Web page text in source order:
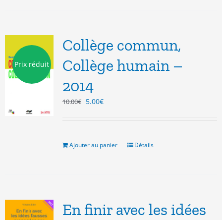
Prix réduit
Collège commun,
Collège humain –
2014
10.00€ Le
10.00€.
5.00€Le
5.00€.
Ajouter au panier Détails
En finir avec les idées